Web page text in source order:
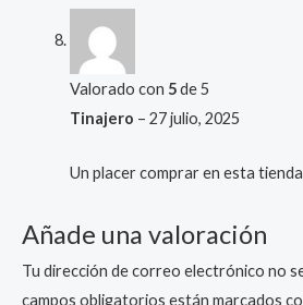
Valorado con 5de 5
Tinajero – 27 julio, 2025
Un placer comprar en esta
Añade una valoración
Tu dirección de correo electrónico no
campos obligatorios están marcados